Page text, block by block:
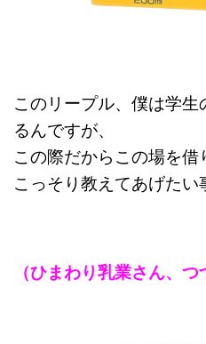
このリープル、僕は学
るんですが、
この際だからこの場を
こっそり教えてあげたい
（ひまわり乳業さん、